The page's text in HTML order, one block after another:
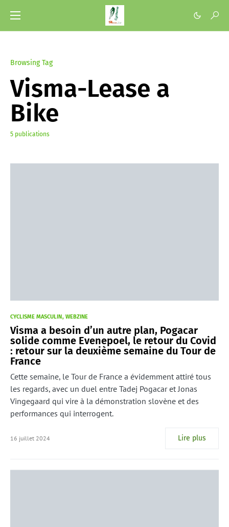
Browsing Tag
Visma-Lease a
Bike
5 publications
CYCLISME MASCULIN WEBZINE
Visma a besoin d’un autre plan, Pogacar
solide comme Evenepoel, le retour du Covid
: retour sur la deuxième semaine du Tour de
France
Cette semaine, le Tour de France a évidemment attiré tous
les regards, avec un duel entre Tadej Pogacar et Jonas
Vingegaard qui vire à la démonstration slovène et des
performances qui interrogent.
16 juillet 2024 Lire plus